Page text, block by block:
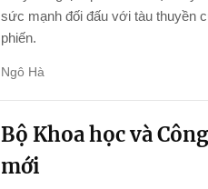
sức mạnh đối đấu với tàu thuyền
phiến.
Ngô Hà
Bộ Khoa học và
mới